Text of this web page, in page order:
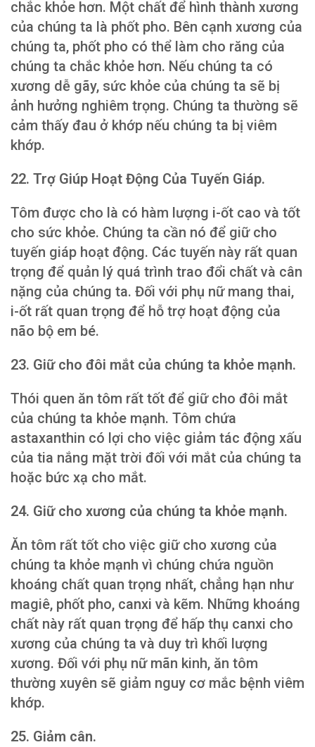
chắc khỏe hơn. Một chất để hình thành xương
của chúng ta là phốt pho. Bên cạnh xương của
chúng ta, phốt pho có thể làm cho răng của
chúng ta chắc khỏe hơn. Nếu chúng ta có
xương dễ gãy, sức khỏe của chúng ta sẽ bị
ảnh hưởng nghiêm trọng. Chúng ta thường sẽ
cảm thấy đau ở khớp nếu chúng ta bị viêm
khớp.
22. Trợ Giúp Hoạt Động Của Tuyến Giáp.
Tôm được cho là có hàm lượng i-ốt cao và tốt
cho sức khỏe. Chúng ta cần nó để giữ cho
tuyến giáp hoạt động. Các tuyến này rất quan
trọng để quản lý quá trình trao đổi chất và cân
nặng của chúng ta. Đối với phụ nữ mang thai,
i-ốt rất quan trọng để hỗ trợ hoạt động của
não bộ em bé.
23. Giữ cho đôi mắt của chúng ta khỏe mạnh.
Thói quen ăn tôm rất tốt để giữ cho đôi mắt
của chúng ta khỏe mạnh. Tôm chứa
astaxanthin có lợi cho việc giảm tác động xấu
của tia nắng mặt trời đối với mắt của chúng ta
hoặc bức xạ cho mắt.
24. Giữ cho xương của chúng ta khỏe mạnh.
Ăn tôm rất tốt cho việc giữ cho xương của
chúng ta khỏe mạnh vì chúng chứa nguồn
khoáng chất quan trọng nhất, chẳng hạn như
magiê, phốt pho, canxi và kẽm. Những khoáng
chất này rất quan trọng để hấp thụ canxi cho
xương của chúng ta và duy trì khối lượng
xương. Đối với phụ nữ mãn kinh, ăn tôm
thường xuyên sẽ giảm nguy cơ mắc bệnh viêm
khớp.
25. Giảm cân.